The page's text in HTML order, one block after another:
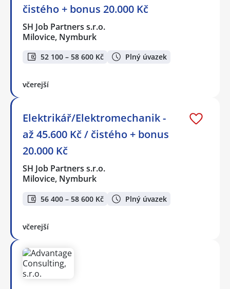
čistého + bonus 20.000 Kč
SH Job Partners s.r.o.
Milovice, Nymburk
52 100 – 58 600 Kč Plný úvazek
včerejší
Elektrikář/Elektromechanik -
až 45.600 Kč / čistého + bonus
20.000 Kč
SH Job Partners s.r.o.
Milovice, Nymburk
56 400 – 58 600 Kč Plný úvazek
včerejší